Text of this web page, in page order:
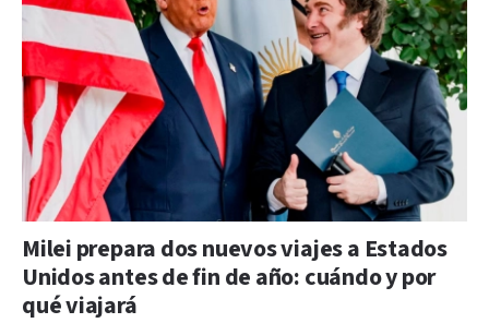
Milei prepara dos nuevos viajes a Estados
Unidos antes de fin de año: cuándo y por
qué viajará